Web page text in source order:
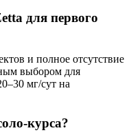
для первого
и полное отсутствие
выбором для
мг/сут на
курса?